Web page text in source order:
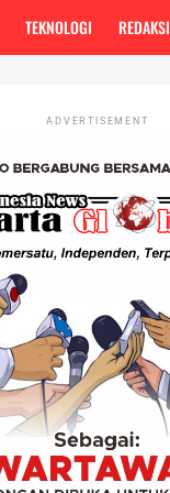
TEKNOLOGI REDAKSI
ADVERTISEMENT